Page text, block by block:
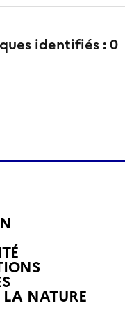
identifiés :0
LA NATUREL